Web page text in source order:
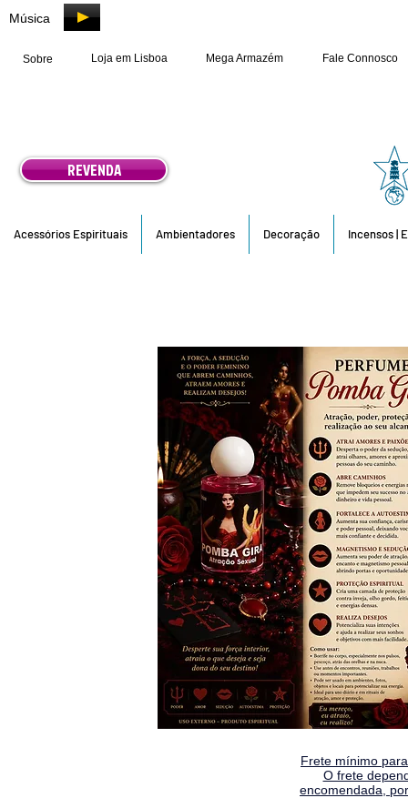
Música
Sobre Loja em Lisboa Mega Armazém Fale Connosco
REVENDA
Acessórios Espirituais Ambientadores Decoração Incensos |
Frete mínimo
O frete
encomendada,